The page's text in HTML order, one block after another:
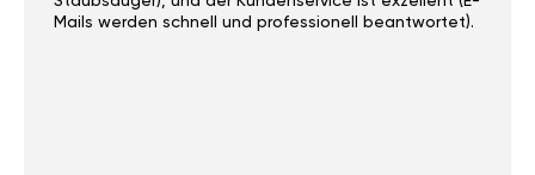
funktioniert einwandfrei, die Powerbox liefert
spürbare Ergebnisse (selbst mit einem kleinen